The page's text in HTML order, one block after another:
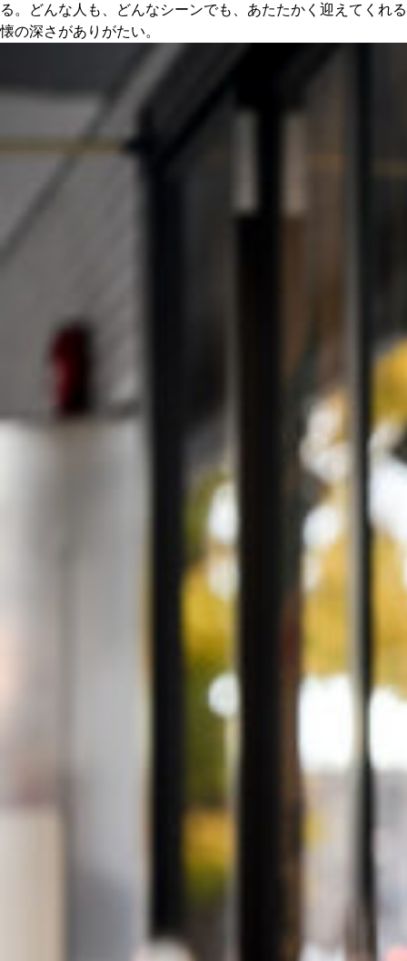
る。どんな人も、どんなシーンでも、あたたかく迎えてくれる
懐の深さがありがたい。